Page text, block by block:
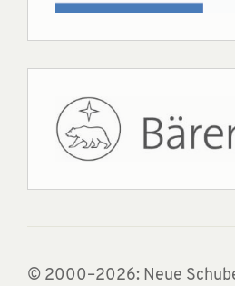
© 2000–2026: Neue